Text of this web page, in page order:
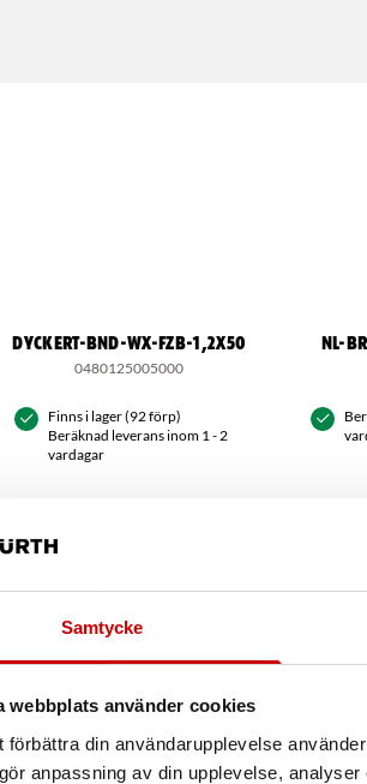
Samtycke
webbplats använder cookies
förbättra din användarupplevelse
anpassning av din upplevelse,
DYCKERT-BND-WX-FZB-1,2X50
0480125005000
Finns i lager (92 förp)
Beräknad leverans inom 1 - 2
vardagar
NL-